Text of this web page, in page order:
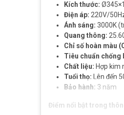
Kích thước:
Điện áp: 220V/
Ánh sáng: 3000K
Quang thông:
Chỉ số hoàn màu
Tiêu chuẩn chống
Chất liệu: Hợp kim
Tuổi thọ: Lên đến
Bảo hành: 3 năm
Điểm nổi bật trong